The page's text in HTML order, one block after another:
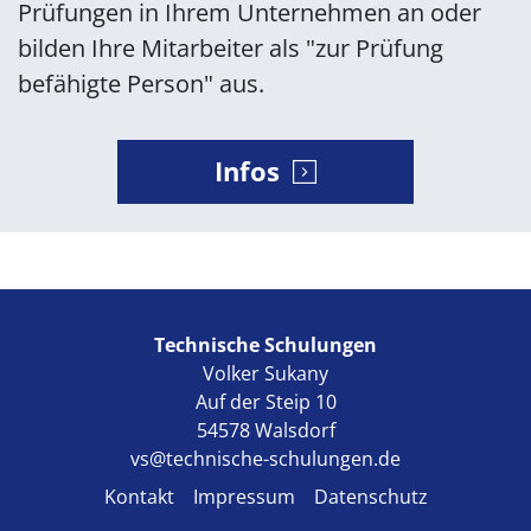
Prüfungen in Ihrem Unternehmen an oder
bilden Ihre Mitarbeiter als "zur Prüfung
befähigte Person" aus.
Infos
Technische Schulungen
Volker Sukany
Auf der Steip 10
54578 Walsdorf
vs@technische-schulungen.de
Kontakt
Impressum Datenschutz